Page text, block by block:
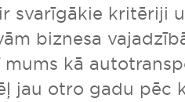
svarīgākie kritēriji
biznesa
kā
jau otro gadu pēc